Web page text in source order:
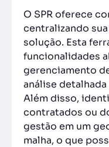
O SPR oferece
centralizando
solução. Esta
funcionalidades
gerenciamento
análise
Além disso,
contratados ou
gestão em um
malha, o que